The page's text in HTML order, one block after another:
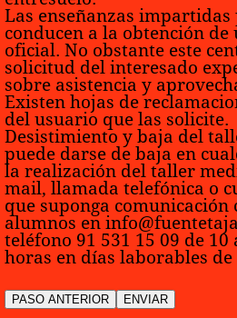
Las enseñanzas impartidas
conducen a la obtención
oficial. No obstante este
solicitud del interesado
sobre asistencia y
Existen hojas de
del usuario que las solicite.
Desistimiento y baja del
puede darse de baja en
la realización del taller
mail, llamada telefónica o
que suponga comunicación
alumnos en
teléfono 91 531 15 09 de 10
horas en días laborables